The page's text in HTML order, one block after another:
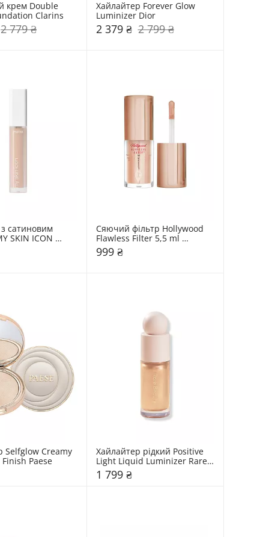
крем Double
Clarins
2 779 ₴
Хайлайтер Forever Glow
Luminizer Dior
2 379 ₴ 2 799 ₴
сатиновим
SKIN ICON
Сяючий фільтр Hollywood
Flawless Filter 5,5 ml
Charlotte Tilbury
999 ₴
Selfglow Creamy
Paese
Хайлайтер рідкий Positive
Light Liquid Luminizer Rare
Beauty
1 799 ₴